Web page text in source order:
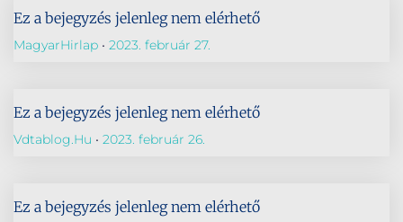
Ez a bejegyzés jelenleg nem elérhető
MagyarHirlap 2023. február 27.
Ez a bejegyzés jelenleg nem elérhető
Vdtablog.hu 2023. február 26.
Ez a bejegyzés jelenleg nem elérhető